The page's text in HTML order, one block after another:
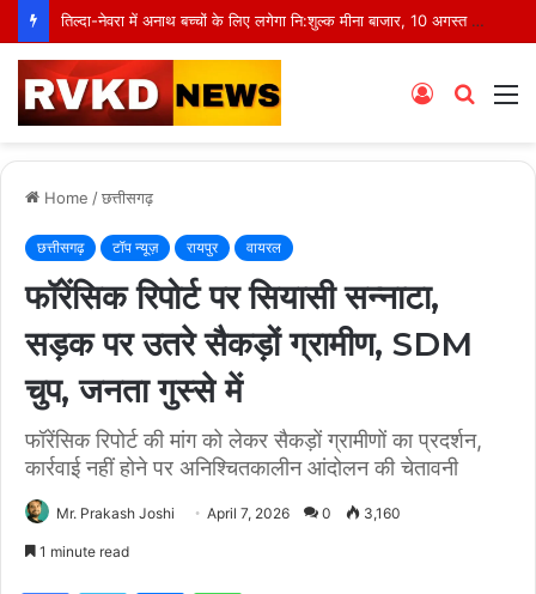
तिल्दा-नेवरा में अनाथ बच्चों के लिए लगेगा नि:शुल्क मीना बाजार, 10 अगस्त को मुस्कानों से सजेगी खास शाम
Search
Log
Home /छत्तीसगढ़
छत्तीसगढ़ टॉप न्यूज़ रायपुर वायरल
फॉरेंसिक रिपोर्ट पर सियासी सन्नाटा,
सड़क पर उतरे सैकड़ों ग्रामीण, SDM
चुप, जनता गुस्से में
फॉरेंसिक रिपोर्ट की मांग को लेकर सैकड़ों ग्रामीणों का प्रदर्शन,
कार्रवाई नहीं होने पर अनिश्चितकालीन आंदोलन की चेतावनी
Mr. Prakash Joshi April 7, 2026 0 3,160
1 minute read